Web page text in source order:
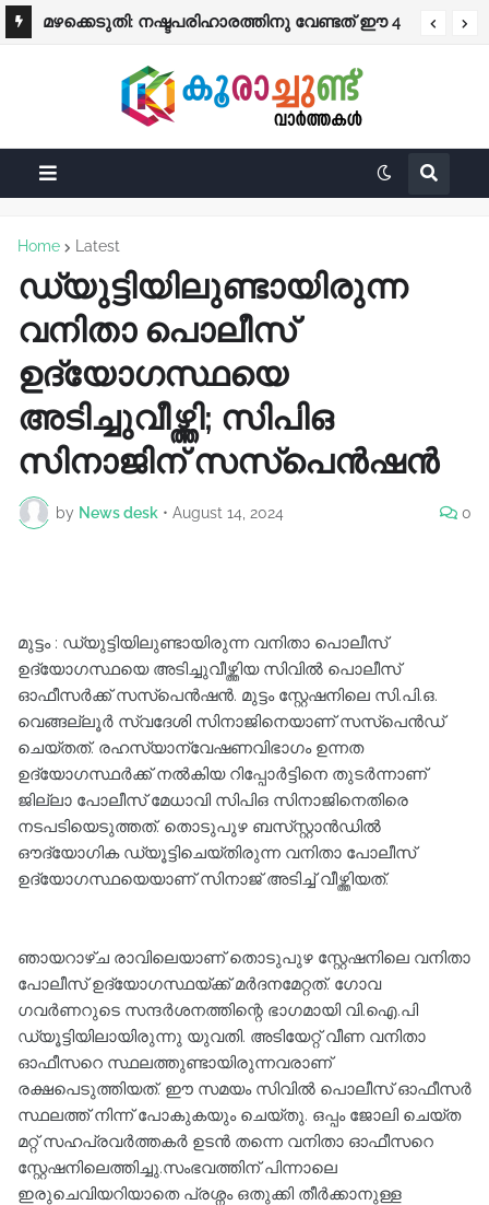
മഴക്കെടുതി: നഷ്ടപരിഹാരത്തിനു വേണ്ടത് ഈ 4
പ്രത്യേക ശ്രദ്ധക്ക്
Home Latest
ഡ്യുട്ടിയിലുണ്ടായിരുന്ന
വനിതാ പൊലീസ്
ഉദ്യോഗസ്ഥയെ
അടിച്ചുവീഴ്ത്തി; സിപിഒ
സിനാജിന് സസ്പെൻഷൻ
by News desk • August 14, 2024 0
മുട്ടം : ഡ്യുട്ടിയിലുണ്ടായിരുന്ന വനിതാ പൊലീസ്
ഉദ്യോഗസ്ഥയെ അടിച്ചുവീഴ്ത്തിയ സിവിൽ പൊലീസ്
ഓഫീസർക്ക് സസ്പെൻഷൻ. മുട്ടം സ്റ്റേഷനിലെ സി.പി.ഒ.
വെങ്ങല്ലൂർ സ്വദേശി സിനാജിനെയാണ് സസ്പെൻഡ്
ചെയ്തത്. രഹസ്യാന്വേഷണവിഭാഗം ഉന്നത
ഉദ്യോഗസ്ഥർക്ക് നൽകിയ റിപ്പോർട്ടിനെ തുടർന്നാണ്
ജില്ലാ പോലീസ് മേധാവി സിപിഒ സിനാജിനെതിരെ
നടപടിയെടുത്തത്. തൊടുപുഴ ബസ്‌സ്റ്റാൻഡിൽ
ഔദ്യോഗിക ഡ്യൂട്ടിചെയ്തിരുന്ന വനിതാ പോലീസ്
ഉദ്യോഗസ്ഥയെയാണ് സിനാജ് അടിച്ച് വീഴ്ത്തിയത്.
ഞായറാഴ്ച രാവിലെയാണ് തൊടുപുഴ സ്റ്റേഷനിലെ വനിതാ
പോലീസ് ഉദ്യോഗസ്ഥയ്ക്ക് മർദനമേറ്റത്. ഗോവ
ഗവർണറുടെ സന്ദർശനത്തിന്റെ ഭാഗമായി വി.ഐ.പി
ഡ്യൂട്ടിയിലായിരുന്നു യുവതി. അടിയേറ്റ് വീണ വനിതാ
ഓഫീസറെ സ്ഥലത്തുണ്ടായിരുന്നവരാണ്
രക്ഷപെടുത്തിയത്. ഈ സമയം സിവിൽ പൊലീസ് ഓഫീസർ
സ്ഥലത്ത് നിന്ന് പോകുകയും ചെയ്തു. ഒപ്പം ജോലി ചെയ്ത
മറ്റ് സഹപ്രവർത്തകർ ഉടൻ തന്നെ വനിതാ ഓഫീസറെ
സ്റ്റേഷനിലെത്തിച്ചു.സംഭവത്തിന് പിന്നാലെ
ഇരുചെവിയറിയാതെ പ്രശ്നം ഒതുക്കി തീർക്കാനുള്ള